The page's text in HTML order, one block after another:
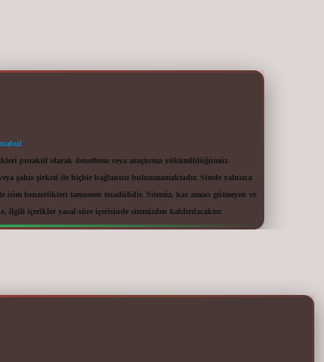
proaktif olarak denetleme veya araştırma yükümlülüğümüz
şahıs şirketi ile hiçbir bağlantısı bulunmamaktadır. Sitede yalnızca
benzerlikleri tamamen tesadüfidir. Sitemiz, kar amacı gütmeyen ve
ilgili içerikler yasal süre içerisinde sitemizden kaldırılacaktır.